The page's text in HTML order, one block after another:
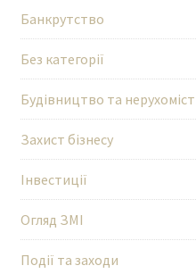
Банкрутство
Без категорії
Будівництво та
Захист бізнесу
Інвестиції
Огляд ЗМІ
Події та заходи